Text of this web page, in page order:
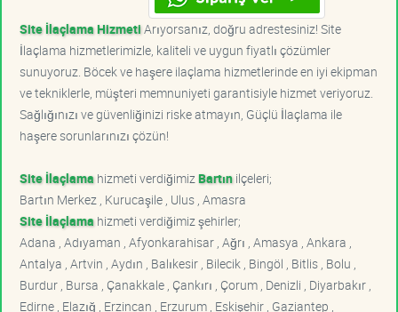
Site İlaçlama HizmetiArıyorsanız, doğru adrestesiniz! Site
İlaçlama hizmetlerimizle, kaliteli ve uygun fiyatlı çözümler
sunuyoruz. Böcek ve haşere ilaçlama hizmetlerinde en iyi ekipman
ve tekniklerle, müşteri memnuniyeti garantisiyle hizmet veriyoruz.
Sağlığınızı ve güvenliğinizi riske atmayın, Güçlü İlaçlama ile
haşere sorunlarınızı çözün!
Site İlaçlama hizmeti verdiğimiz Bartınilçeleri;
Bartın Merkez , Kurucaşile , Ulus , Amasra
Site İlaçlama hizmeti verdiğimiz şehirler;
Adana , Adıyaman , Afyonkarahisar , Ağrı , Amasya , Ankara ,
Antalya , Artvin , Aydın , Balıkesir , Bilecik , Bingöl , Bitlis , Bolu ,
Burdur , Bursa , Çanakkale , Çankırı , Çorum , Denizli , Diyarbakır ,
Edirne , Elazığ , Erzincan , Erzurum , Eskişehir , Gaziantep ,